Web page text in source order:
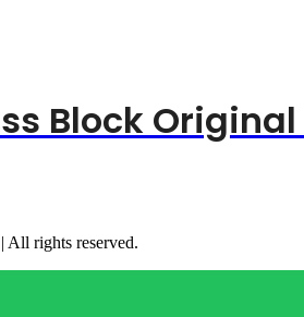
Block
rights reserved.